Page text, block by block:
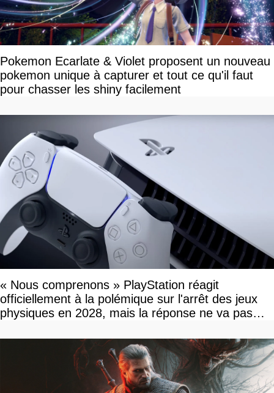
Pokemon Ecarlate & Violet proposent un nouveau
pokemon unique à capturer et tout ce qu'il faut
pour chasser les shiny facilement
« Nous comprenons » PlayStation réagit
officiellement à la polémique sur l'arrêt des jeux
physiques en 2028, mais la réponse ne va pas